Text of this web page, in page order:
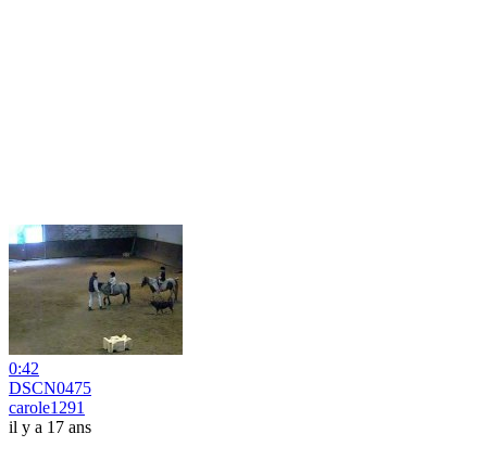
0:42
DSCN0475
carole1291
il y a 17 ans